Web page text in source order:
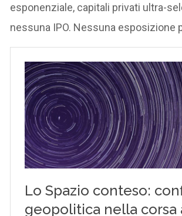
esponenziale, capitali privati ultra-
nessuna IPO. Nessuna esposizione